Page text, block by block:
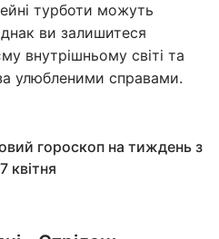
турботи можуть
ви залишитеся
внутрішньому світі та
улюбленими справами.
гороскоп на тиждень з
квітня